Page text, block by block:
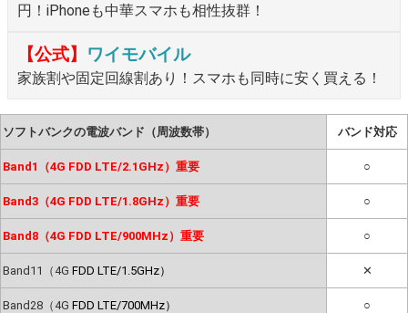
円！iPhoneも中華スマホも相性抜群！
【公式】 ワイモバイル
家族割や固定回線割あり！スマホも同時に安く買える！
ソフトバンクの電波バンド（周波数帯） バンド対応
Band1（4G FDD LTE/2.1GHz）重要 ○
Band3（4G FDD LTE/1.8GHz）重要 ○
Band8（4G FDD LTE/900MHz）重要 ○
Band11（4G FDD LTE/1.5GHz） ✕
Band28（4G FDD LTE/700MHz） ○